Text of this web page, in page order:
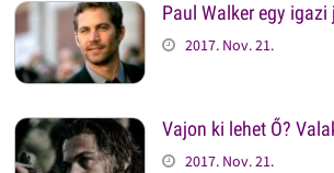
Paul Walker egy
2017. Nov. 21.
Vajon ki lehet Ő?
2017. Nov. 21.